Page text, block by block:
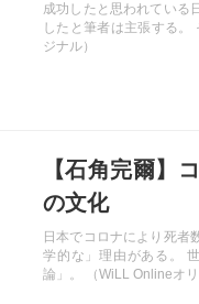
成功したと思われている
したと筆者は主張する。
ジナル）
【石角完爾】
の文化
日本でコロナにより死者
学的な」理由がある。
論」。 （WiLL Onlineオリ